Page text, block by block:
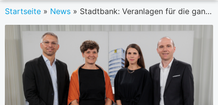
Startseite » News » Stadtbank: Veranlagen für die ganze Familie